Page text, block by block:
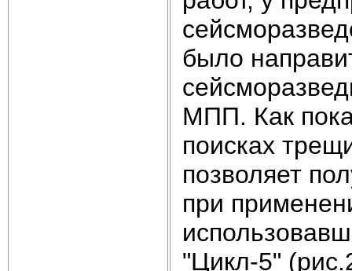
было
МПП. Как
поисках
позволяет
при
"Цикл-5"